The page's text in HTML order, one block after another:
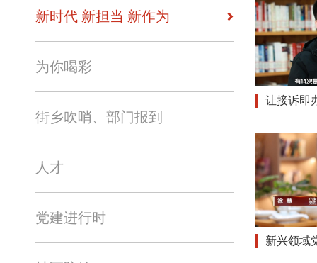
新时代 新担当 新作为
为你喝彩
街乡吹哨、部门报到
人才
党建进行时
让接诉即
新兴领域